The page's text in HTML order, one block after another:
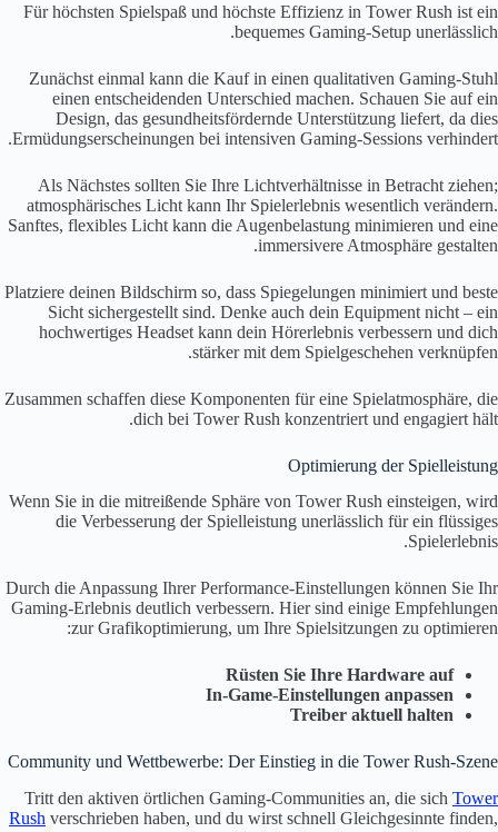
Für höchsten Spielspaß und höchste Effizienz in Tower Rush ist ein
bequemes Gaming-Setup unerlässlich.
Zunächst einmal kann die Kauf in einen qualitativen Gaming-Stuhl
einen entscheidenden Unterschied machen. Schauen Sie auf ein
Design, das gesundheitsfördernde Unterstützung liefert, da dies
Ermüdungserscheinungen bei intensiven Gaming-Sessions verhindert.
Als Nächstes sollten Sie Ihre Lichtverhältnisse in Betracht ziehen;
atmosphärisches Licht kann Ihr Spielerlebnis wesentlich verändern.
Sanftes, flexibles Licht kann die Augenbelastung minimieren und eine
immersivere Atmosphäre gestalten.
Platziere deinen Bildschirm so, dass Spiegelungen minimiert und beste
Sicht sichergestellt sind. Denke auch dein Equipment nicht – ein
hochwertiges Headset kann dein Hörerlebnis verbessern und dich
stärker mit dem Spielgeschehen verknüpfen.
Zusammen schaffen diese Komponenten für eine Spielatmosphäre, die
dich bei Tower Rush konzentriert und engagiert hält.
Optimierung der Spielleistung
Wenn Sie in die mitreißende Sphäre von Tower Rush einsteigen, wird
die Verbesserung der Spielleistung unerlässlich für ein flüssiges
Spielerlebnis.
Durch die Anpassung Ihrer Performance-Einstellungen können Sie Ihr
Gaming-Erlebnis deutlich verbessern. Hier sind einige Empfehlungen
zur Grafikoptimierung, um Ihre Spielsitzungen zu optimieren:
Rüsten Sie Ihre Hardware auf
In-Game-Einstellungen anpassen
Treiber aktuell halten
Community und Wettbewerbe: Der Einstieg in die Tower Rush-Szene
Tritt den aktiven örtlichen Gaming-Communities an, die sich Tower
Rush verschrieben haben, und du wirst schnell Gleichgesinnte finden,